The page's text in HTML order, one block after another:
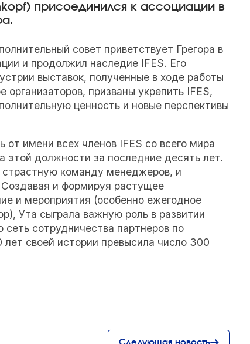
присоединился к ассоциации в
совет приветствует Грегора в
и продолжил наследие IFES. Его
выставок, полученные в ходе работы
призваны укрепить IFES,
ценность и новые перспективы
имени всех членов IFES со всего мира
этой должности за последние десять лет.
страстную команду менеджеров, и
и формируя растущее
и мероприятия (особенно ежегодное
Ута сыграла важную роль в развитии
сотрудничества партнеров по
своей истории превысила число 300